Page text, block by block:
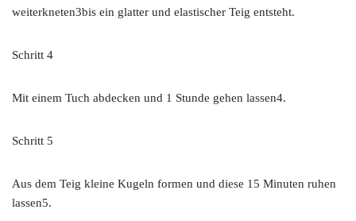
weiterkneten3bis ein glatter und elastischer Teig entsteht.
Schritt 4
Mit einem Tuch abdecken und 1 Stunde gehen lassen4.
Schritt 5
Aus dem Teig kleine Kugeln formen und diese 15 Minuten ruhen
lassen5.